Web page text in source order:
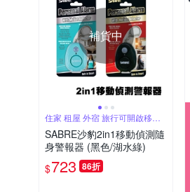
補貨中
住家 租屋 外宿 旅行可開啟移動
偵測模式
SABRE沙豹2in1移動偵測隨
身警報器 (黑色/湖水綠)
$723 86折